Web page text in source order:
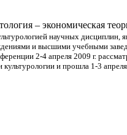
– экономическая
научных дисциплин,
и высшими учебными
2-4 апреля 2009 г.
и прошла 1-3 апреля